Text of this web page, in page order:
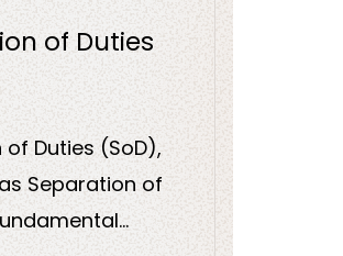
Zugriff muss
überprüft,
überwacht
es, Risiken zu
unbefugte
of Duties
Duties (SoD),
Separation of